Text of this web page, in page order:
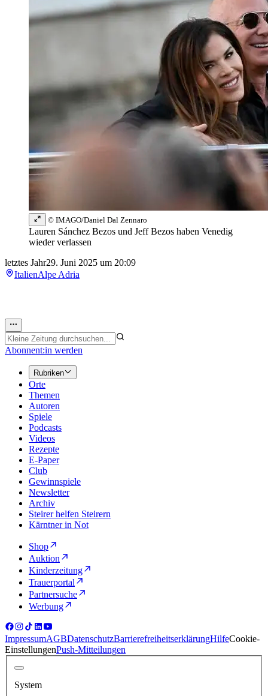
© IMAGO/Daniel Dal Zennaro
Lauren Sánchez Bezos und Jeff Bezos haben Venedig
wieder verlassen
letztes Jahr29. Juni 2025 um 20:09
ItalienAlpe Adria
Abonnent:in werden
Rubriken
Orte
Themen
Autoren
Spiele
Podcasts
Videos
Rezepte
E-Paper
Club
Gewinnspiele
Newsletter
Archiv
Steirer helfen Steirern
Kärntner in Not
Shop
Auktion
Kinderzeitung
Trauerportal
Partnersuche
Werbung
ImpressumAGBDatenschutzBarrierefreiheitserklärungHilfeCookie-
EinstellungenPush-Mitteilungen
System